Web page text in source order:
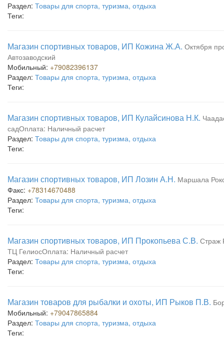
Раздел: Товары для спорта, туризма, отдыха
Теги:
Магазин спортивных товаров, ИП Кожина Ж.А. Октября
Автозаводский
Мобильный: +79082396137
Раздел: Товары для спорта, туризма, отдыха
Теги:
Магазин спортивных товаров, ИП Кулайсинова Н.К.
садОплата: Наличный расчет
Раздел: Товары для спорта, туризма, отдыха
Теги:
Магазин спортивных товаров, ИП Лозин А.Н. Маршала
Факс: +78314670488
Раздел: Товары для спорта, туризма, отдыха
Теги:
Магазин спортивных товаров, ИП Прокопьева С.В. Страж
ТЦ ГелиосОплата: Наличный расчет
Раздел: Товары для спорта, туризма, отдыха
Теги:
Магазин товаров для рыбалки и охоты, ИП Рыков П.В.
Мобильный: +79047865884
Раздел: Товары для спорта, туризма, отдыха
Теги: